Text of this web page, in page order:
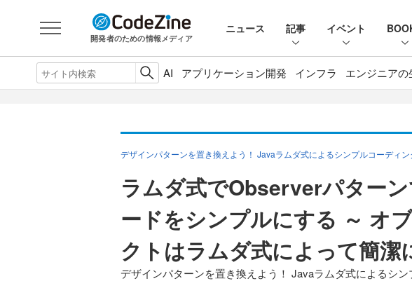
開発者のための情報メディア
ニュース 記事 イベント
AI アプリケーション開発 インフラ エンジニアの
デザインパターンを置き換えよう！ Javaラムダ式によるシンプルコーディン
ラムダ式でObserverパター
ードをシンプルにする ～ オ
クトはラムダ式によって簡潔
デザインパターンを置き換えよう！ Javaラムダ式によるシ